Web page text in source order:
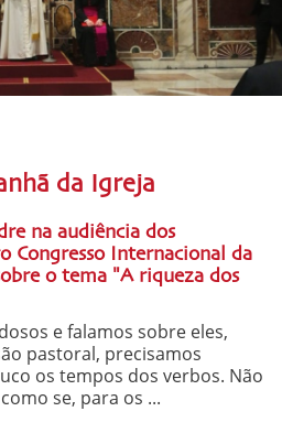
da Igreja
na audiência dos
Congresso Internacional da
o tema "A riqueza dos
e falamos sobre eles,
pastoral, precisamos
os tempos dos verbos. Não
se, para os ...